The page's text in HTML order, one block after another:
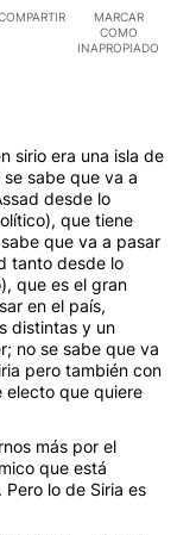
MARCAR
COMO
INAPROPIADO
sirio era una isla de
sabe que va a
desde lo
que tiene
que va a pasar
tanto desde lo
que es el gran
en el país,
distintas y un
no se sabe que va
pero también con
electo que quiere
más por el
que está
lo de Siria es